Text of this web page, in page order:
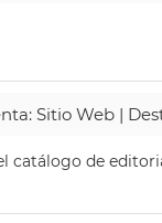
Sitio Web |
catálogo de